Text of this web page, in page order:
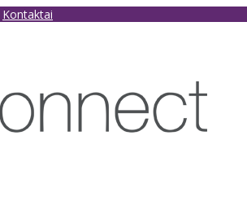
Kontaktai